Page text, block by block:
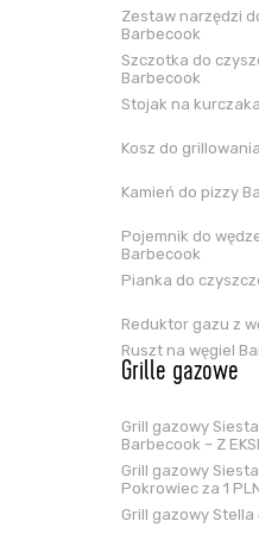
Zestaw narzędzi
Barbecook
Szczotka do
Barbecook
Stojak na
Kosz do
Kamień do pizzy
Pojemnik do
Barbecook
Pianka do
Reduktor gazu z
Ruszt na węgiel
Grille gazowe
Grill gazowy
Barbecook – Z
Grill gazowy
Pokrowiec za 1
Grill gazowy Stella